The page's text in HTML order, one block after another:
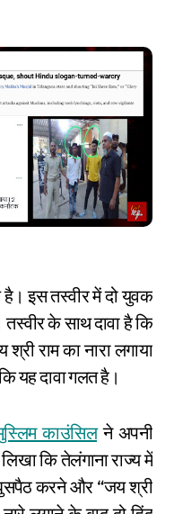
है। इस तस्वीर में दो युवक
के साथ दावा है कि
राम का नारा लगाया
यह दावा गलत है।
काउंसिलने अपनी
कि तेलंगाना राज्य में
घुसपैठ करने और “जय श्री